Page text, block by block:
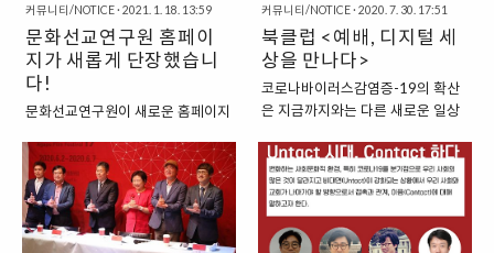
커뮤니티/NOTICE· 2021. 1. 18. 13:59
문화선교연구원 홈페이
지가 새롭게 단장했습니
다!
문화선교연구원이 새로운 홈페이지
다. 지금 접속하고 계시는 기존의
www.cricum.org 계정이 약 10여
년 동안 홈페이지의 역할을 감당해
왔으나, 이용하시는 분들을 생각하
면 항상 아쉬움이 있었는데요. 이번
커뮤니티/NOTICE· 2020. 7. 30. 17:51
북클럽 <예배, 디지털 세
상을 만나다>
코로나바이러스감염증-19의 확산
은 지금까지와는 다른 새로운 일상
었습니다. 전 세계적으로 경제, 교
육, 문화 등의 영역에서 다양한 방식
으로 비대면적 시도들이 이어졌으
며, 교회 역시 급변하는 상황으로부
터 영향을 받지 않을 수 없었습니다.